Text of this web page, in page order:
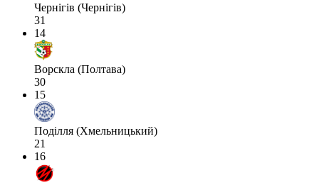
Чернігів (Чернігів)
31
14
Ворскла (Полтава)
30
15
Поділля (Хмельницький)
21
16